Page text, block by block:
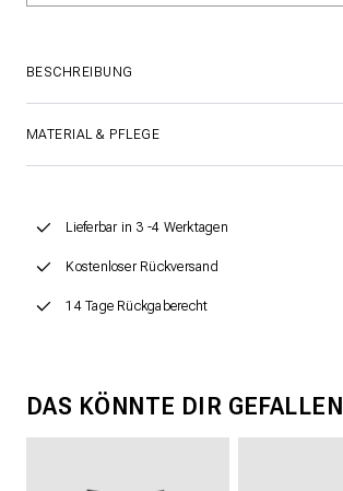
BESCHREIBUNG
MATERIAL & PFLEGE
Lieferbar in 3 -4 Werktagen
Kostenloser Rückversand
14 Tage Rückgaberecht
DAS KÖNNTE DIR GEFALLEN